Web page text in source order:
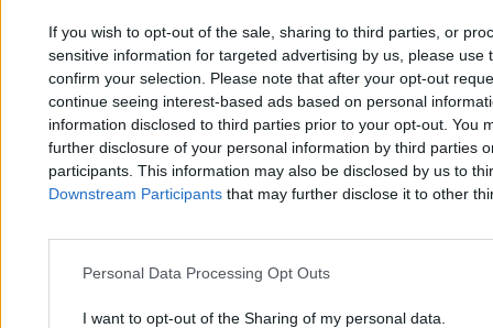
If you wish to opt-out of the sale, sharing to third parties, or
sensitive information for targeted advertising by us, please use
confirm your selection. Please note that after your opt-out
continue seeing interest-based ads based on personal
information disclosed to third parties prior to your opt-out. You
further disclosure of your personal information by third parties
participants. This information may also be disclosed by us to
Downstream Participants that may further disclose it to other
Personal Data Processing Opt Outs
I want to opt-out of the Sharing of my personal data.
ICE aresztowało Polkę w Minnesocie. Trafiła do